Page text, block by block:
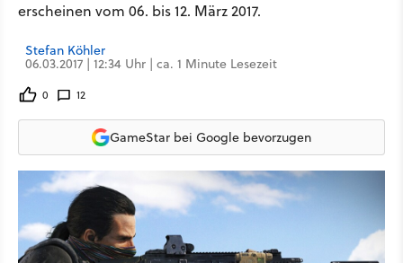
erscheinen vom 06. bis 12. März 2017.
Stefan Köhler
06.03.2017 | 12:34 Uhr | ca. 1 Minute Lesezeit
0 12
GameStar bei Google bevorzugen